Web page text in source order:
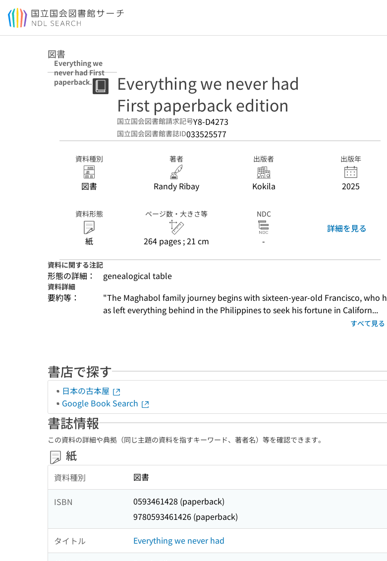
本文へ移動
図書
Everything we
never had First
paperback
Everything we never had
First paperback edition
国立国会図書館請求記号Y8-D4273
国立国会図書館書誌ID033525577
資料種別
図書
著者
Randy Ribay
出版者
Kokila
出版年
2025
資料形態
紙
ページ数・大きさ等
264 pages ; 21 cm
NDC
-
詳細を見る
資料に関する注記
形態の詳細： genealogical table
資料詳細
要約等：
"The Maghabol family journey begins with sixteen-year-old Francisco, who h
as left everything behind in the Philippines to seek his fortune in Californ...
すべて見る
書店で探す
日本の古本屋
Google Book Search
書誌情報
この資料の詳細や典拠（同じ主題の資料を指すキーワード、著者名）等を確認できます。
紙
資料種別 図書
ISBN
0593461428 (paperback)
9780593461426 (paperback)
タイトル Everything we never had